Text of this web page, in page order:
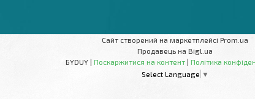
Сайт створений на маркетплейсі Prom.ua
Продавець на Bigl.ua
БYDUY | Поскаржитися на контент | Політика
Select Language ▼